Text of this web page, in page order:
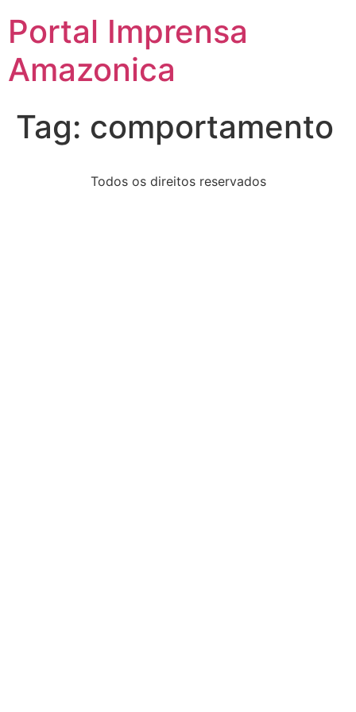
Portal Imprensa
Amazonica
Tag: comportamento
Todos os direitos reservados